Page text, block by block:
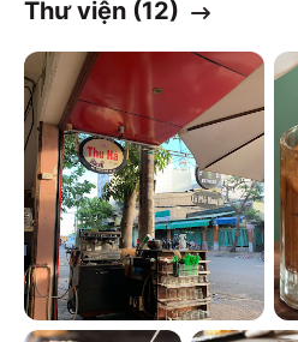
Thư viện (12)